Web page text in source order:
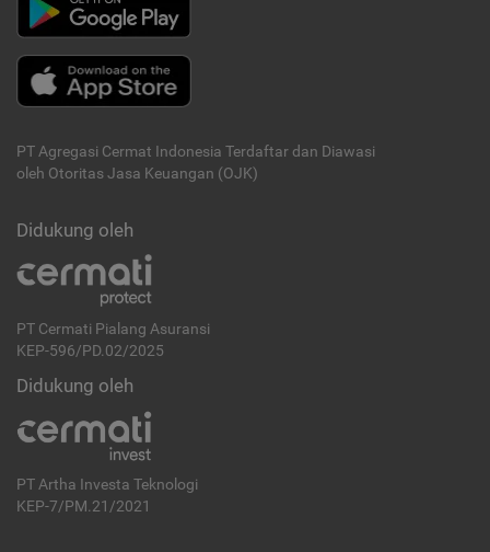
PT Agregasi Cermat Indonesia Terdaftar dan Diawasi
oleh Otoritas Jasa Keuangan (OJK)
Didukung oleh
PT Cermati Pialang Asuransi
KEP-596/PD.02/2025
Didukung oleh
PT Artha Investa Teknologi
KEP-7/PM.21/2021